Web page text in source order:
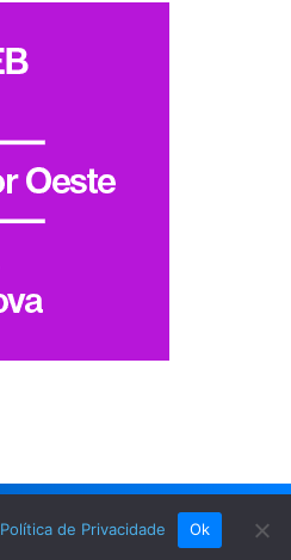
Política de Privacidade Ok